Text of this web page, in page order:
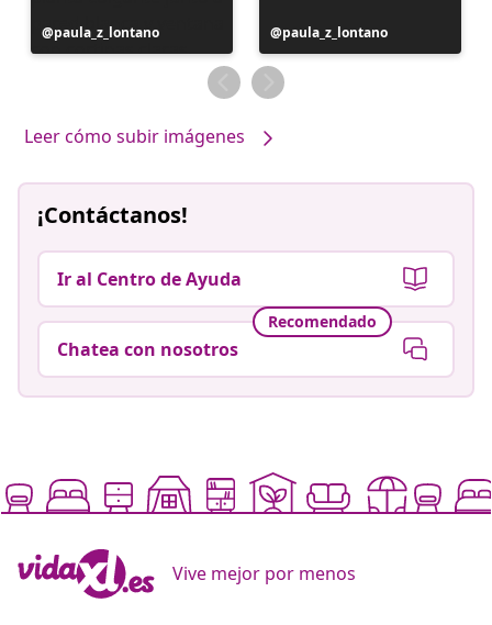
Publicación
realizada
paula_z_lontano
Publicación
realizada
por
paula_z_lontano
Leer cómo subir imágenes
¡Contáctanos!
Ir al Centro de Ayuda
Recomendado
Chatea con nosotros
Vive mejor por menos